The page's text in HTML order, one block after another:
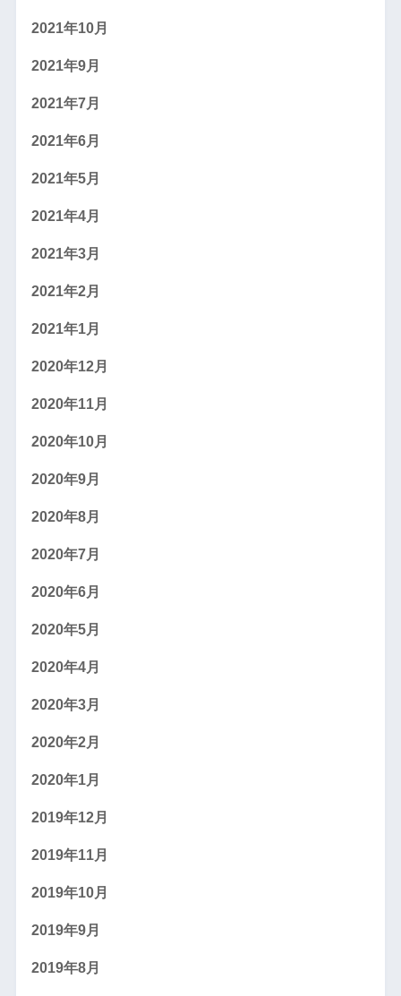
2021年10月
2021年9月
2021年7月
2021年6月
2021年5月
2021年4月
2021年3月
2021年2月
2021年1月
2020年12月
2020年11月
2020年10月
2020年9月
2020年8月
2020年7月
2020年6月
2020年5月
2020年4月
2020年3月
2020年2月
2020年1月
2019年12月
2019年11月
2019年10月
2019年9月
2019年8月